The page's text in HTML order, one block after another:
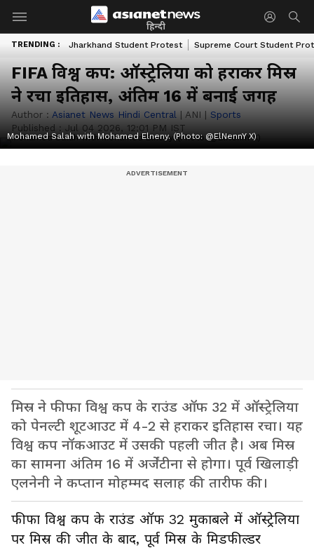
हिन्दी
TRENDING : Jharkhand Student Protest Supreme Court Student
FIFA विश्व कप: ऑस्ट्रेलिया को हराकर मिस्र
ने रचा इतिहास, अंतिम 16 में बनाई जगह
Author : Asianet News Hindi Central | ANI | Sports
Published : Jul 04 2026, 12:01 PM IST
Mohamed Salah with Mohamed Elneny. (Photo: @ElNennY X)
मिस्र ने फीफा विश्व कप के राउंड ऑफ 32 में ऑस्ट्रेलिया
को पेनल्टी शूटआउट में 4-2 से हराकर इतिहास रचा। यह
विश्व कप नॉकआउट में उसकी पहली जीत है। अब मिस्र
का सामना अंतिम 16 में अर्जेंटीना से होगा। पूर्व खिलाड़ी
एलनेनी ने कप्तान मोहम्मद सलाह की तारीफ की।
फीफा विश्व कप के राउंड ऑफ 32 मुकाबले में ऑस्ट्रेलिया
पर मिस्र की जीत के बाद, पूर्व मिस्र के मिडफील्डर